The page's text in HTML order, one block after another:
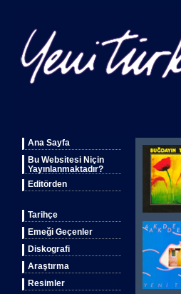
Ana Sayfa
Bu Websitesi Niçin
Yayınlanmaktadır?
Editörden
Tarihçe
Emeği Geçenler
Diskografi
Araştırma
Resimler